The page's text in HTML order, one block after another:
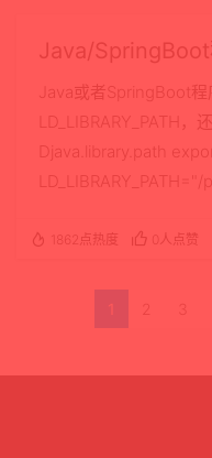
Java/
Java或者SpringBoot
LD_LIBRARY_PATH，
Djava.library.path
境下，加载so库的Java
是库的名字，如果文件
1862点热度 0人点赞
1